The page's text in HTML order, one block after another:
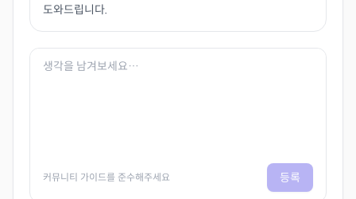
도와드립니다.
커뮤니티 가이드를 준수해주세요 등록